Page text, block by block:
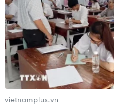
Theo dõi VietnamPlus
vietnamplus.vn